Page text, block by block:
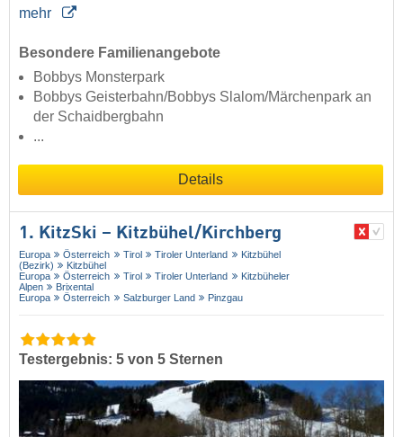
mehr
Besondere Familienangebote
Bobbys Monsterpark
Bobbys Geisterbahn/Bobbys Slalom/Märchenpark an
der Schaidbergbahn
...
Details
1. KitzSki – Kitzbühel/​Kirchberg
Europa Österreich Tirol Tiroler Unterland
Kitzbühel
(Bezirk)
Kitzbühel
Europa
Österreich Tirol Tiroler Unterland
Kitzbüheler
Alpen
Brixental
Europa
Österreich Salzburger Land Pinzgau
Testergebnis: 5 von 5 Sternen